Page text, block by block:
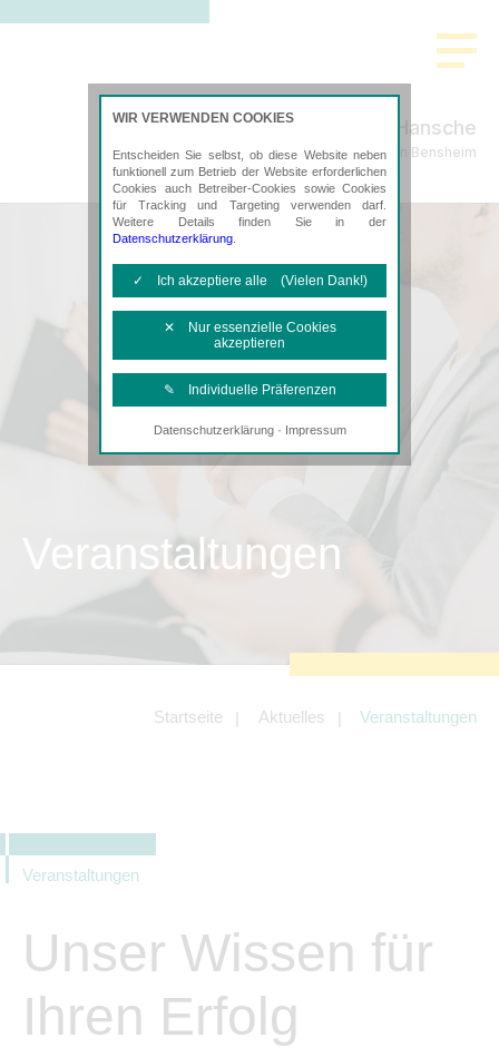
Froschauer & Hansche
Steuerberatung in Bensheim
Veranstaltungen
Startseite Aktuelles Veranstaltungen
Veranstaltungen
Unser Wissen für
Ihren Erfolg
WIR VERWENDEN COOKIES
Entscheiden Sie selbst, ob diese Website neben
funktionell zum Betrieb der Website erforderlichen
Cookies auch Betreiber-Cookies sowie Cookies
für Tracking und Targeting verwenden darf.
Weitere Details finden Sie in der
Datenschutzerklärung
✓ Ich akzeptiere alle (Vielen Dank!)
✕ Nur essenzielle Cookies
akzeptieren
✎ Individuelle Präferenzen
Notwendige Cookies
Diese Cookies sind erforderlich, um die
Diese Cookies sind erforderlich, um
unsere Website auf Ihre Bedürfnisse hin
zu Social-Media-Angeboten von z.B.
Facebook und LinkedIn.
Datenschutzerklärung· Impressum